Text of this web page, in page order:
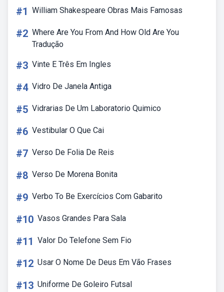
#1 William Shakespeare Obras Mais Famosas
#2 Where Are You From And How Old Are You
Tradução
#3 Vinte E Três Em Ingles
#4 Vidro De Janela Antiga
#5 Vidrarias De Um Laboratorio Quimico
#6 Vestibular O Que Cai
#7 Verso De Folia De Reis
#8 Verso De Morena Bonita
#9 Verbo To Be Exercícios Com Gabarito
#10 Vasos Grandes Para Sala
#11 Valor Do Telefone Sem Fio
#12 Usar O Nome De Deus Em Vão Frases
#13 Uniforme De Goleiro Futsal